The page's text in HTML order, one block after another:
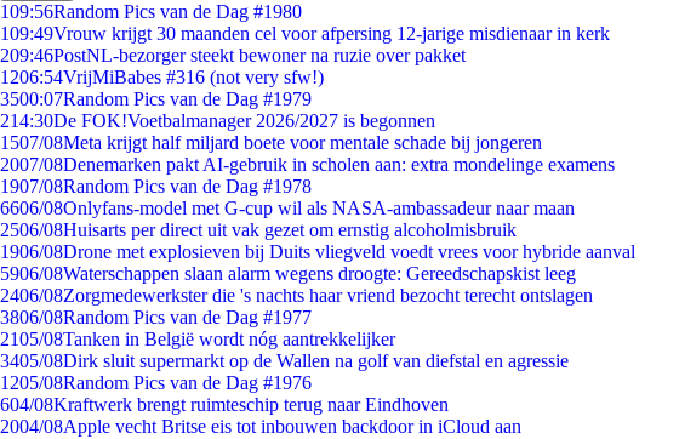
109:56Random Pics van de Dag #1980
109:49Vrouw krijgt 30 maanden cel voor afpersing 12-jarige misdienaar in kerk
209:46PostNL-bezorger steekt bewoner na ruzie over pakket
1206:54VrijMiBabes #316 (not very sfw!)
3500:07Random Pics van de Dag #1979
214:30De FOK!Voetbalmanager 2026/2027 is begonnen
1507/08Meta krijgt half miljard boete voor mentale schade bij jongeren
2007/08Denemarken pakt AI-gebruik in scholen aan: extra mondelinge examens
1907/08Random Pics van de Dag #1978
6606/08Onlyfans-model met G-cup wil als NASA-ambassadeur naar maan
2506/08Huisarts per direct uit vak gezet om ernstig alcoholmisbruik
1906/08Drone met explosieven bij Duits vliegveld voedt vrees voor hybride aanval
5906/08Waterschappen slaan alarm wegens droogte: Gereedschapskist leeg
2406/08Zorgmedewerkster die 's nachts haar vriend bezocht terecht ontslagen
3806/08Random Pics van de Dag #1977
2105/08Tanken in België wordt nóg aantrekkelijker
3405/08Dirk sluit supermarkt op de Wallen na golf van diefstal en agressie
1205/08Random Pics van de Dag #1976
604/08Kraftwerk brengt ruimteschip terug naar Eindhoven
2004/08Apple vecht Britse eis tot inbouwen backdoor in iCloud aan